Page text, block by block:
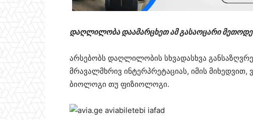
დაღლილობა დაამარცხეთ ამ გასაოცარი
არსებობს დაღლილობის სხვადასხვა
მრავალმხრივ ინტერპრეტაციას, იმის მიხედვით,
ბიოლოგი თუ ფიზიოლოგი.